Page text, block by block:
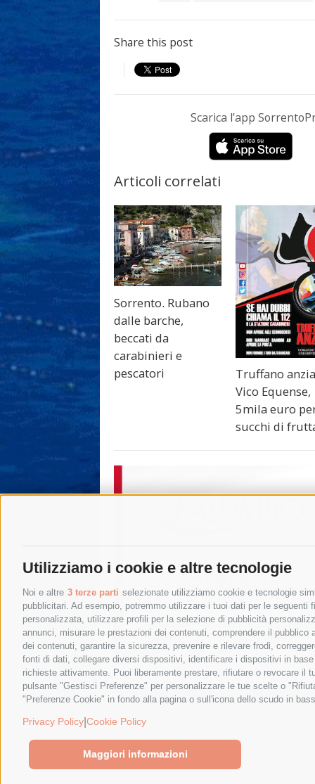
Utilizziamo i cookie e altre tecnologie
Noi e altre 3 terze parti selezionate utilizziamo cookie e tecnologie
pubblicitari. Ad esempio, potremmo utilizzare i tuoi dati per le
personalizzata, utilizzare profili per la selezione di pubblicità
annunci, misurare le prestazioni dei contenuti, comprendere il
dei contenuti, garantire la sicurezza, prevenire e rilevare frodi,
fonti di dati, collegare diversi dispositivi, identificare i dispositivi in
richieste attivamente. Puoi liberamente prestare, rifiutare o revocare
pulsante "Gestisci Preferenze" per personalizzare le tue scelte o
"Preferenze Cookie" in fondo alla pagina o sull'icona dello scudo in
Privacy Policy Cookie Policy
Maggiori informazioni
Share this post
Scarica l’app
Articoli correlati
Sorrento. Rubano
dalle barche,
beccati da
carabinieri e
pescatori
Truffano
Vico Equense,
5mila euro
succhi di
© 2015 SorrentoPress. All rights reserved.
Privacy policy